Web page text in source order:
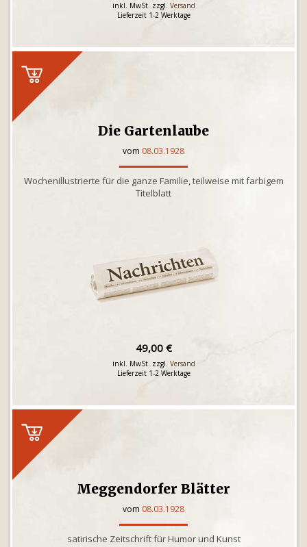
inkl. MwSt. zzgl. Versand
Lieferzeit 1-2 Werktage
Die Gartenlaube
vom 08.03.1928
Wochenillustrierte für die ganze Familie, teilweise mit farbigem
Titelblatt
49,00 €
inkl. MwSt. zzgl. Versand
Lieferzeit 1-2 Werktage
Meggendorfer Blätter
vom 08.03.1928
satirische Zeitschrift für Humor und Kunst